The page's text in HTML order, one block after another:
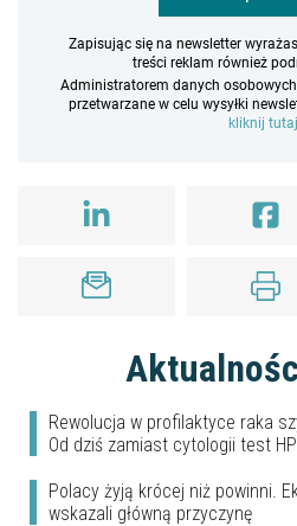
Zapisując się na newsletter
treści reklam również
Administratorem danych osobowych
przetwarzane w celu wysyłki
kliknij tutaj
Rewolucja w profilaktyce raka
Od dziś zamiast cytologii test
Polacy żyją krócej niż powinni.
wskazali główną przyczynę